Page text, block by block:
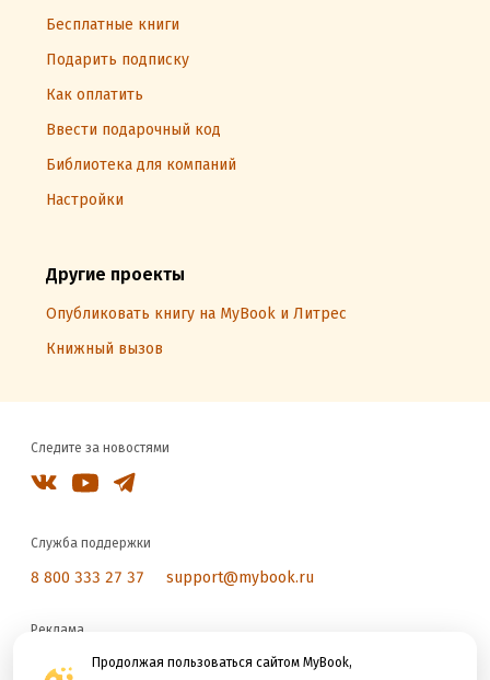
Продолжая пользоваться сайтом MyBook,
Бесплатные книги
Подарить подписку
Как оплатить
Ввести подарочный код
Библиотека для компаний
Настройки
Другие проекты
Опубликовать книгу на MyBook и Литрес
Книжный вызов
Следите за новостями
Служба поддержки
8 800 333 27 37 support@mybook.ru
Реклама
reklama@litres.ru